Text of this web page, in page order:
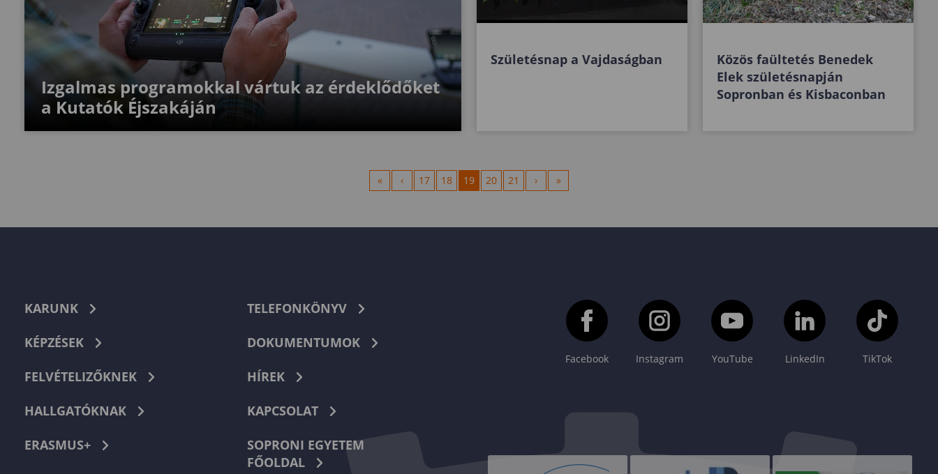
Izgalmas programokkal vártuk az érdeklődőket
a Kutatók Éjszakáján
Születésnap a Vajdaságban
Közös faültetés Benedek
Elek születésnapján
Sopronban és Kisbaconban
« ‹ 17 18 19 20 21 › »
KARUNK
KÉPZÉSEK
FELVÉTELIZŐKNEK
HALLGATÓKNAK
ERASMUS+
TELEFONKÖNYV
DOKUMENTUMOK
HÍREK
KAPCSOLAT
SOPRONI EGYETEM
FŐOLDAL
Facebook Instagram YouTube LinkedIn TikTok